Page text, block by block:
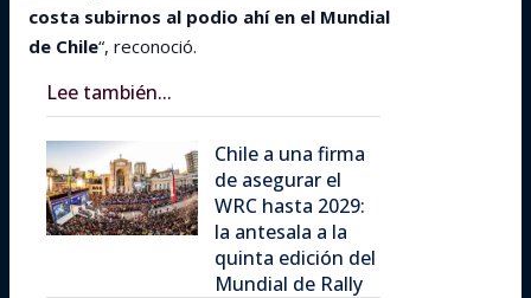
costa subirnos al podio ahí en el Mundial
de Chile“, reconoció.
Lee también...
Chile a una firma
de asegurar el
WRC hasta 2029:
la antesala a la
quinta edición del
Mundial de Rally